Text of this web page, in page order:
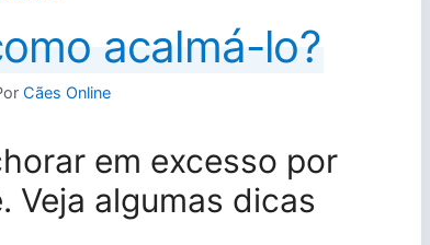
acalmá-lo?
Cães Online
em excesso por
Veja algumas dicas